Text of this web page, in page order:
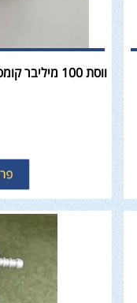
ווסת 100 מיליבר קומפלט - עם חיבור למיכל גז ולצינור גומי